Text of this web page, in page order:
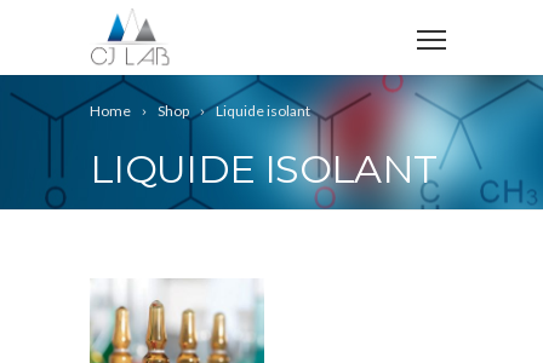
Home Shop Liquide isolant
LIQUIDE ISOLANT